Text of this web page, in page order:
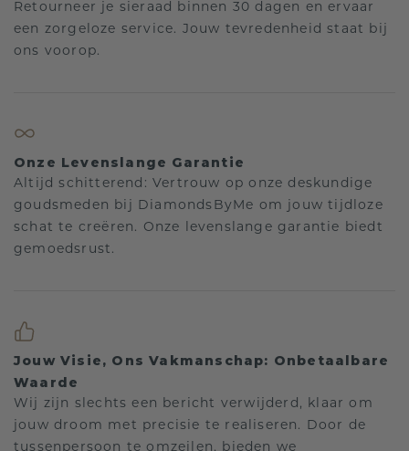
Retourneer je sieraad binnen 30 dagen en ervaar
een zorgeloze service. Jouw tevredenheid staat bij
ons voorop.
Onze Levenslange Garantie
Altijd schitterend: Vertrouw op onze deskundige
goudsmeden bij DiamondsByMe om jouw tijdloze
schat te creëren. Onze levenslange garantie biedt
gemoedsrust.
Jouw Visie, Ons Vakmanschap: Onbetaalbare
Waarde
Wij zijn slechts een bericht verwijderd, klaar om
jouw droom met precisie te realiseren. Door de
tussenpersoon te omzeilen, bieden we